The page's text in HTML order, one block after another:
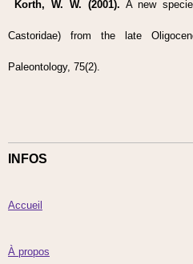
Korth, W. W. (2001). A new
Castoridae) from the late
Paleontology, 75(2).
INFOS
Accueil
À propos